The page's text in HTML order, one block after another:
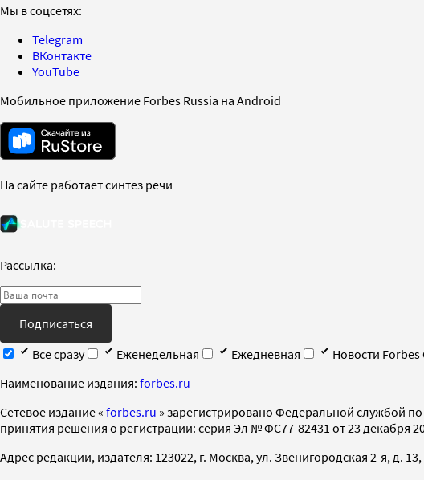
Мы в соцсетях:
Telegram
ВКонтакте
YouTube
Мобильное приложение Forbes Russia на Android
На сайте работает синтез речи
Рассылка:
Подписаться
Все сразу
Еженедельная Ежедневная
Новости Forbes
Наименование издания: forbes.ru
Cетевое издание « forbes.ru » зарегистрировано Федеральной службой
принятия решения о регистрации: серия Эл № ФС77-82431 от 23 декабря
Адрес редакции, издателя: 123022, г. Москва, ул. Звенигородская 2-я, д. 13,